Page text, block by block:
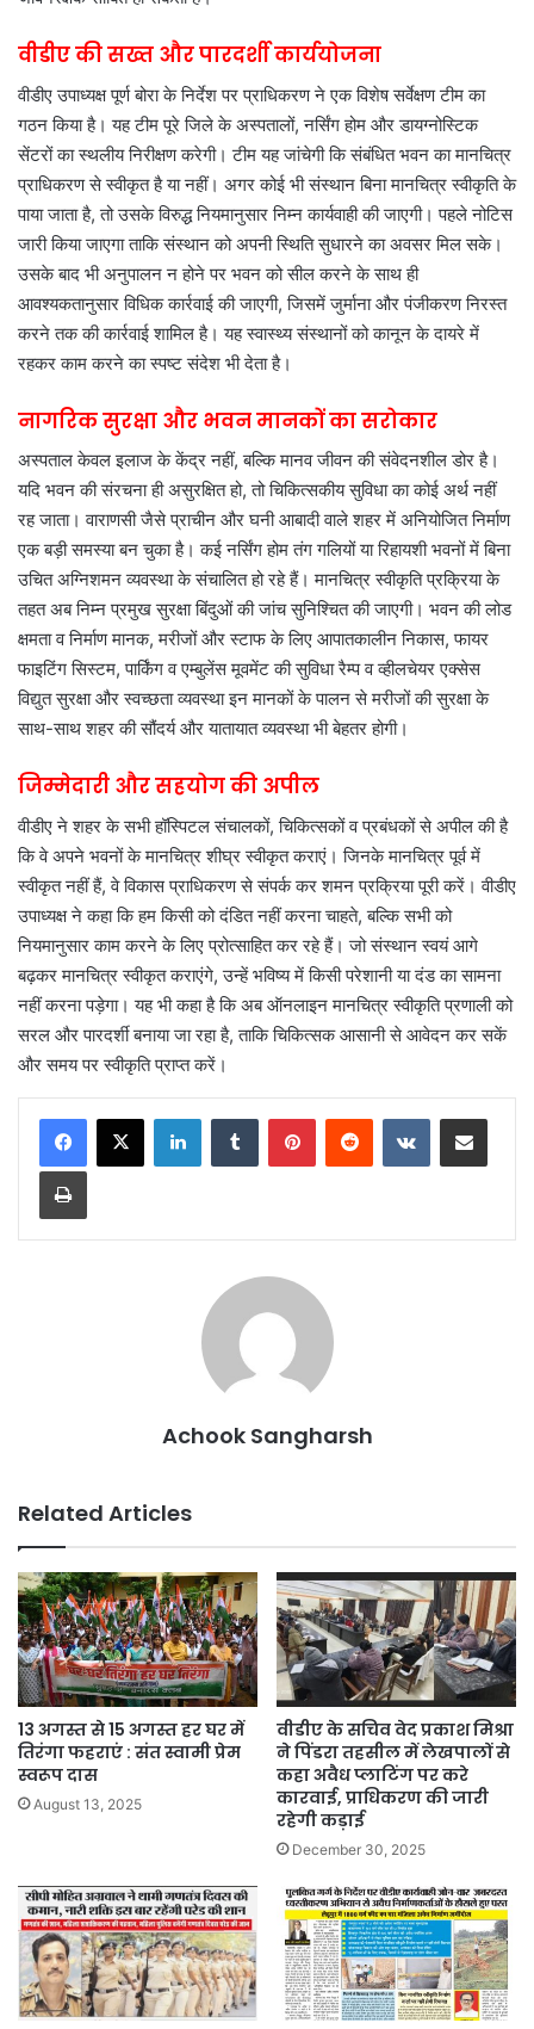
वीडीए की सख्त और पारदर्शी कार्ययोजना
वीडीए उपाध्यक्ष पूर्ण बोरा के निर्देश पर प्राधिकरण ने एक विशेष सर्वेक्षण टीम का
गठन किया है। यह टीम पूरे जिले के अस्पतालों, नर्सिंग होम और डायग्नोस्टिक
सेंटरों का स्थलीय निरीक्षण करेगी। टीम यह जांचेगी कि संबंधित भवन का मानचित्र
प्राधिकरण से स्वीकृत है या नहीं। अगर कोई भी संस्थान बिना मानचित्र स्वीकृति के
पाया जाता है, तो उसके विरुद्ध नियमानुसार निम्न कार्यवाही की जाएगी। पहले नोटिस
जारी किया जाएगा ताकि संस्थान को अपनी स्थिति सुधारने का अवसर मिल सके।
उसके बाद भी अनुपालन न होने पर भवन को सील करने के साथ ही
आवश्यकतानुसार विधिक कार्रवाई की जाएगी, जिसमें जुर्माना और पंजीकरण निरस्त
करने तक की कार्रवाई शामिल है। यह स्वास्थ्य संस्थानों को कानून के दायरे में
रहकर काम करने का स्पष्ट संदेश भी देता है।
नागरिक सुरक्षा और भवन मानकों का सरोकार
अस्पताल केवल इलाज के केंद्र नहीं, बल्कि मानव जीवन की संवेदनशील डोर है।
यदि भवन की संरचना ही असुरक्षित हो, तो चिकित्सकीय सुविधा का कोई अर्थ नहीं
रह जाता। वाराणसी जैसे प्राचीन और घनी आबादी वाले शहर में अनियोजित निर्माण
एक बड़ी समस्या बन चुका है। कई नर्सिंग होम तंग गलियों या रिहायशी भवनों में बिना
उचित अग्निशमन व्यवस्था के संचालित हो रहे हैं। मानचित्र स्वीकृति प्रक्रिया के
तहत अब निम्न प्रमुख सुरक्षा बिंदुओं की जांच सुनिश्चित की जाएगी। भवन की लोड
क्षमता व निर्माण मानक, मरीजों और स्टाफ के लिए आपातकालीन निकास, फायर
फाइटिंग सिस्टम, पार्किंग व एम्बुलेंस मूवमेंट की सुविधा रैम्प व व्हीलचेयर एक्सेस
विद्युत सुरक्षा और स्वच्छता व्यवस्था इन मानकों के पालन से मरीजों की सुरक्षा के
साथ-साथ शहर की सौंदर्य और यातायात व्यवस्था भी बेहतर होगी।
जिम्मेदारी और सहयोग की अपील
वीडीए ने शहर के सभी हॉस्पिटल संचालकों, चिकित्सकों व प्रबंधकों से अपील की है
कि वे अपने भवनों के मानचित्र शीघ्र स्वीकृत कराएं। जिनके मानचित्र पूर्व में
स्वीकृत नहीं हैं, वे विकास प्राधिकरण से संपर्क कर शमन प्रक्रिया पूरी करें। वीडीए
उपाध्यक्ष ने कहा कि हम किसी को दंडित नहीं करना चाहते, बल्कि सभी को
नियमानुसार काम करने के लिए प्रोत्साहित कर रहे हैं। जो संस्थान स्वयं आगे
बढ़कर मानचित्र स्वीकृत कराएंगे, उन्हें भविष्य में किसी परेशानी या दंड का सामना
नहीं करना पड़ेगा। यह भी कहा है कि अब ऑनलाइन मानचित्र स्वीकृति प्रणाली को
सरल और पारदर्शी बनाया जा रहा है, ताकि चिकित्सक आसानी से आवेदन कर सकें
और समय पर स्वीकृति प्राप्त करें।
LinkedInTumblr PinterestReddit VKontakteShare via Email
Print
Achook Sangharsh
Related Articles
13 अगस्त से 15 अगस्त हर घर में
तिरंगा फहराएं : संत स्वामी प्रेम
स्वरूप दास
August 13, 2025
वीडीए के सचिव वेद प्रकाश मिश्रा
ने पिंडरा तहसील में लेखपालों से
कहा अवैध प्लाटिंग पर करे
कारवाई, प्राधिकरण की जारी
रहेगी कड़ाई
December 30, 2025